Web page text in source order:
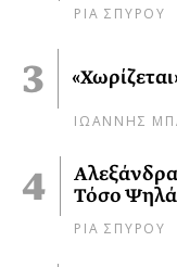
ΡΙΑ ΣΠΥΡΟΥ
ΙΩΑΝΝΗΣ
Τόσο
ΡΙΑ ΣΠΥΡΟΥ